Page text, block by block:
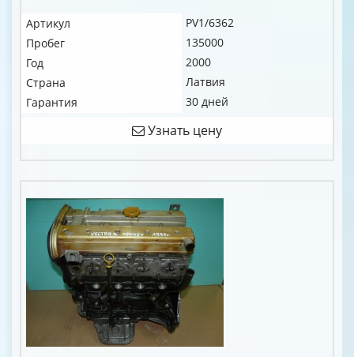
Артикул
PV1/6362
Пробег
135000
Год
2000
Страна
Латвия
Гарантия
30 дней
Узнать цену